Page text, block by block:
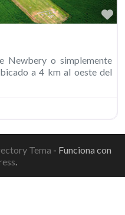
Newbery o simplemente
a 4 km al oeste del
Tema - Funciona con
.